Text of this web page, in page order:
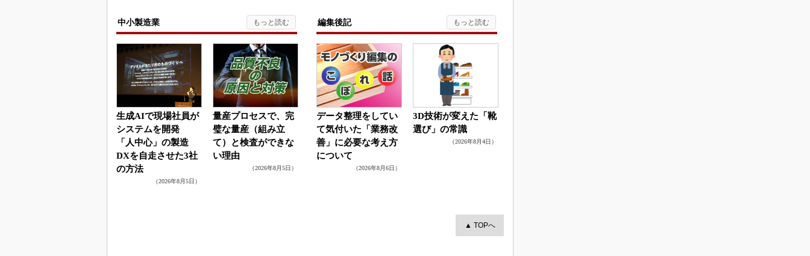
中小製造業
生成AIで現場社員が
システムを開発
「人中心」の製造
DXを自走させた3社
の方法
（2026年8月5日）
量産プロセスで、完
璧な量産（組み立
て）と検査ができな
い理由
（2026年8月5日）
編集後記
データ整理をしてい
て気付いた「業務改
善」に必要な考え方
について
（2026年8月6日）
3D技術が変えた「靴
選び」の常識
（2026年8月4日）
▲ TOPへ